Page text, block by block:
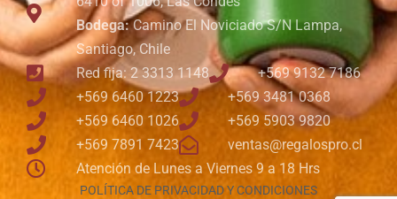
Bodega:Camino El Noviciado S/N Lampa,
Santiago, Chile
Red fija: 2 3313 1148
+569 9132 7186
+569 6460 1223
+569 3481 0368
+569 6460 1026
+569 5903 9820
+569 7891 7423
ventas@regalospro.cl
Atención de Lunes a Viernes 9 a 18 Hrs
POLÍTICA DE PRIVACIDAD Y CONDICIONES